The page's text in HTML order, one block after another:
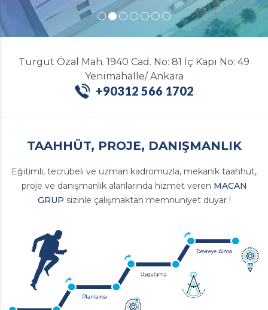
Turgut Özal Mah. 1940 Cad. No: 81 İç Kapı No: 49
Yenimahalle/ Ankara
+90312 566 1702
TAAHHÜT, PROJE, DANIŞMANLIK
Eğitimli, tecrübeli ve uzman kadromuzla, mekanik taahhüt,
proje ve danışmanlık alanlarında hizmet veren MACAN
GRUP sizinle çalışmaktan memnuniyet duyar !